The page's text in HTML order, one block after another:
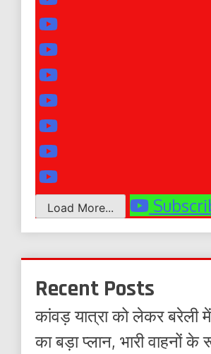
Load More...
Recent Posts
कांवड़ यात्रा को लेकर बरेली
का बड़ा प्लान, भारी वाहनों